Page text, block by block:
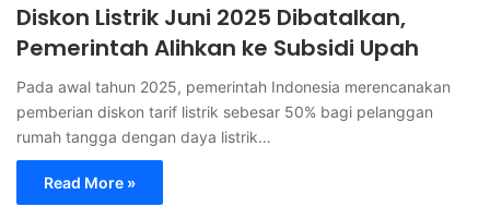
Diskon Listrik Juni 2025 Dibatalkan,
Pemerintah Alihkan ke Subsidi Upah
Pada awal tahun 2025, pemerintah Indonesia merencanakan
pemberian diskon tarif listrik sebesar 50% bagi pelanggan
rumah tangga dengan daya listrik…
Read More »